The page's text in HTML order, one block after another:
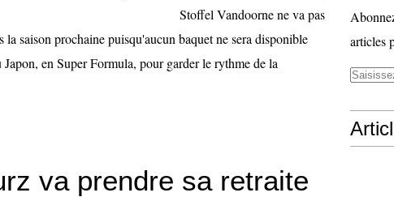
Stoffel Vandoorne ne va pas
saison prochaine puisqu'aucun baquet ne sera disponible
en Super Formula, pour garder le rythme de la
va prendre sa retraite
articles